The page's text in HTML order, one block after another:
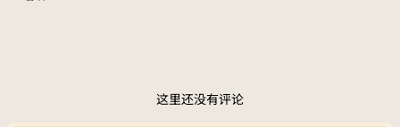
这里还没有评论